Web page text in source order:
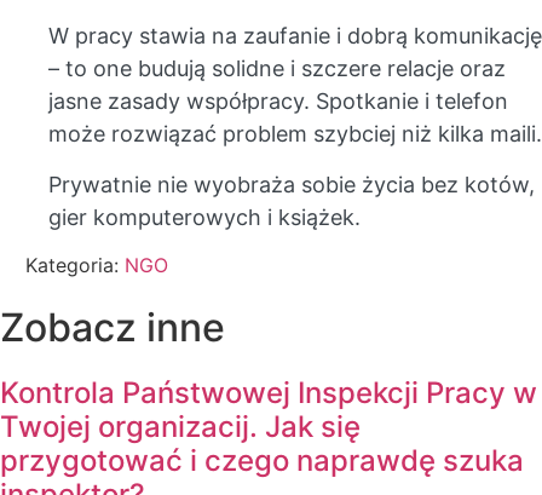
W pracy stawia na zaufanie i dobrą komunikację
– to one budują solidne i szczere relacje oraz
jasne zasady współpracy. Spotkanie i telefon
może rozwiązać problem szybciej niż kilka maili.
Prywatnie nie wyobraża sobie życia bez kotów,
gier komputerowych i książek.
Kategoria: NGO
Zobacz inne
Kontrola Państwowej Inspekcji Pracy w
Twojej organizacij. Jak się
przygotować i czego naprawdę szuka